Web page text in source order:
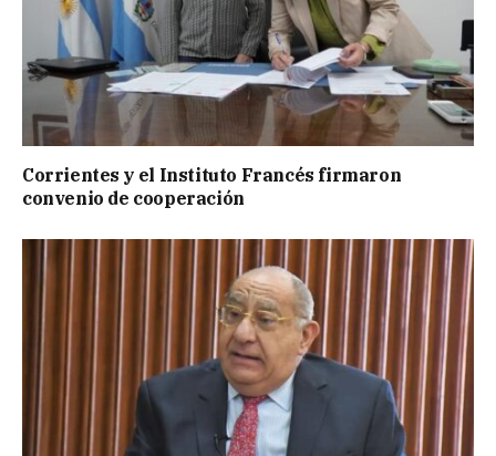
Corrientes y el Instituto Francés firmaron
convenio de cooperación